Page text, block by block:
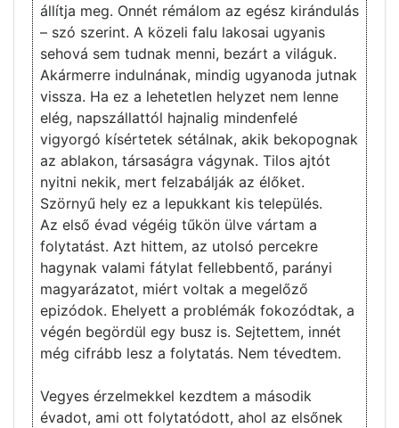
állítja meg. Onnét rémálom az egész kirándulás
– szó szerint. A közeli falu lakosai ugyanis
sehová sem tudnak menni, bezárt a világuk.
Akármerre indulnának, mindig ugyanoda jutnak
vissza. Ha ez a lehetetlen helyzet nem lenne
elég, napszállattól hajnalig mindenfelé
vigyorgó kísértetek sétálnak, akik bekopognak
az ablakon, társaságra vágynak. Tilos ajtót
nyitni nekik, mert felzabálják az élőket.
Szörnyű hely ez a lepukkant kis település.
Az első évad végéig tűkön ülve vártam a
folytatást. Azt hittem, az utolsó percekre
hagynak valami fátylat fellebbentő, parányi
magyarázatot, miért voltak a megelőző
epizódok. Ehelyett a problémák fokozódtak, a
végén begördül egy busz is. Sejtettem, innét
még cifrább lesz a folytatás. Nem tévedtem.
Vegyes érzelmekkel kezdtem a második
évadot, ami ott folytatódott, ahol az elsőnek